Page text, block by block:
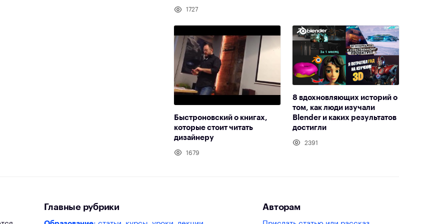
1727
Быстроновский о книгах,
которые стоит читать
дизайнеру
1679
8 вдохновляющих историй о
том, как люди изучали
Blender и каких результатов
достигли
2391
Главные рубрики Авторам